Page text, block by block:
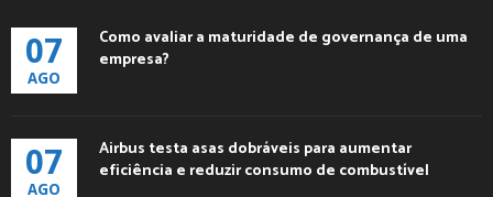
07
AGO
Como avaliar a maturidade de governança de uma
empresa?
07
AGO
Airbus testa asas dobráveis para aumentar
eficiência e reduzir consumo de combustível